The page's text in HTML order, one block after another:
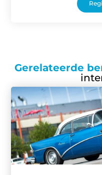
Gerelateerde